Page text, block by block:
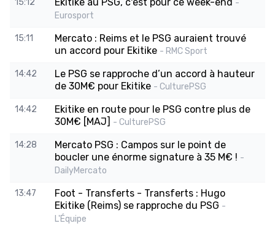
15:12
-
Eurosport
15:11
Mercato : Reims et le PSG auraient trouvé
un accord pour Ekitike - RMC Sport
14:42
Le PSG se rapproche d’un accord à hauteur
de 30M€ pour Ekitike - CulturePSG
14:42
Ekitike en route pour le PSG contre plus de
30M€ [MAJ] - CulturePSG
14:28
Mercato PSG : Campos sur le point de
boucler une énorme signature à 35 M€ ! -
DailyMercato
13:47
Foot - Transferts - Transferts : Hugo
Ekitike (Reims) se rapproche du PSG -
L'Équipe